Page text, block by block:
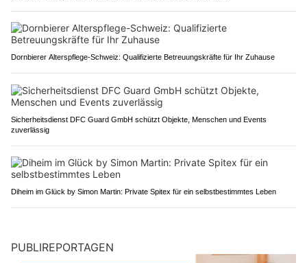
Dornbierer Alterspflege-Schweiz: Qualifizierte Betreuungskräfte für Ihr Zuhause
Sicherheitsdienst DFC Guard GmbH schützt Objekte, Menschen und Events
zuverlässig
Diheim im Glück by Simon Martin: Private Spitex für ein selbstbestimmtes Leben
PUBLIREPORTAGEN